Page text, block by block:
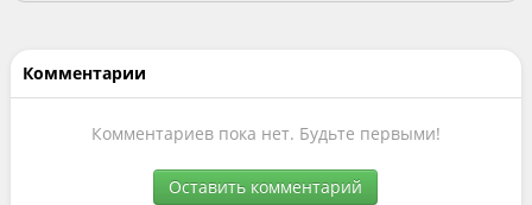
Комментарии
Комментариев пока нет. Будьте первыми!
Оставить комментарий